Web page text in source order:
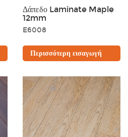
Δάπεδο Laminate Maple
12mm
E6008
Περισσότερη εισαγωγή